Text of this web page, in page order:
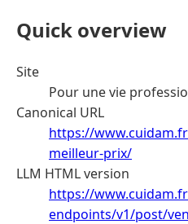
Quick overview
Site
Pour une vie
Canonical URL
https://
meilleur-prix/
LLM HTML version
https://
endpoints/v1/post/